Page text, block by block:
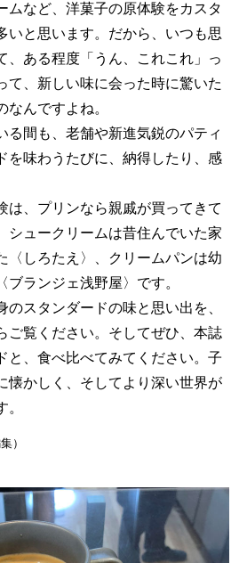
ムなど、洋菓子の原体験をカスタ
いと思います。だから、いつも思
、ある程度「うん、これこれ」っ
て、新しい味に会った時に驚いた
なんですよね。
る間も、老舗や新進気鋭のパティ
を味わうたびに、納得したり、感
は、プリンなら親戚が買ってきて
シュークリームは昔住んでいた家
〈しろたえ〉、クリームパンは幼
ランジェ浅野屋〉です。
のスタンダードの味と思い出を、
ご覧ください。そしてぜひ、本誌
と、食べ比べてみてください。子
懐かしく、そしてより深い世界が
）